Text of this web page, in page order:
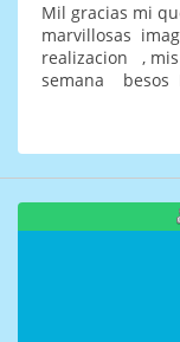
Mil gracias mi
marvillosas
realizacion ,
semana besos